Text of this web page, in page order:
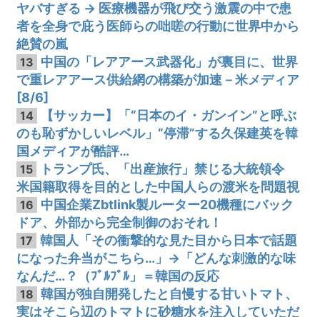
ヤバすぎる → 医療機器が飛び交う激震の中で患
者を全身で庇う医師らの咄嗟の行動に世界中から
絶賛の嵐
13 中国の「レアアース武器化」が裏目に、世界
で重レアアース供給網の構築が加速－米メディア
[8/6]
14
【サッカー】「“日本のイ・ガンイン”と呼ぶ
のも恥ずかしいレベル」“停滞”する久保建英を韓
国メディアが酷評…
15
トランプ氏、「出産旅行」禁じる大統領令
米国籍取得を目的とした中国人らの渡米を問題視
16 中国企業Zbtlink製ルーター20機種にバック
ドア、外部から完全制御のおそれ！
17 韓国人「その衝撃的な見た目から日本で話題
になった弁当がこちら…」→「どんな刺激的な味
なんだ…？（ﾌﾞﾙﾌﾞﾙ」＝韓国の反応
18 韓国が独自開発したと自慢する甘いトマト、
実はそこら辺のトマトに砂糖水を注入していただ